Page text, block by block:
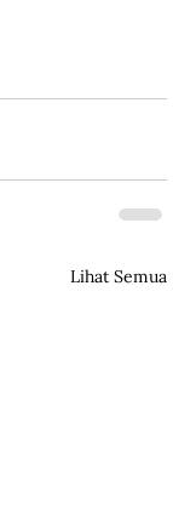
Lihat Semua